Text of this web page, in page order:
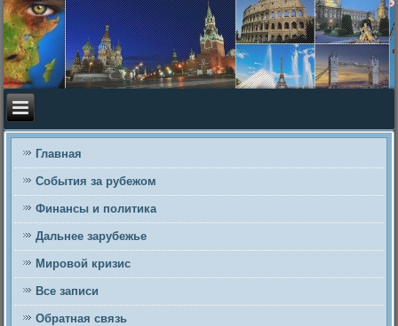
Главная
События за рубежом
Финансы и политика
Дальнее зарубежье
Мировой кризис
Все записи
Обратная связь